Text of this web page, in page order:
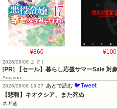
¥860 ¥100
2026/08/06 まで！
[PR] 【セール】暮らし応援サマーSale 対
Amazon
2026/08/06 13:27
あとで読む 🐦Tweet
【悲報】キオクシア、また死ぬ
ネギ速